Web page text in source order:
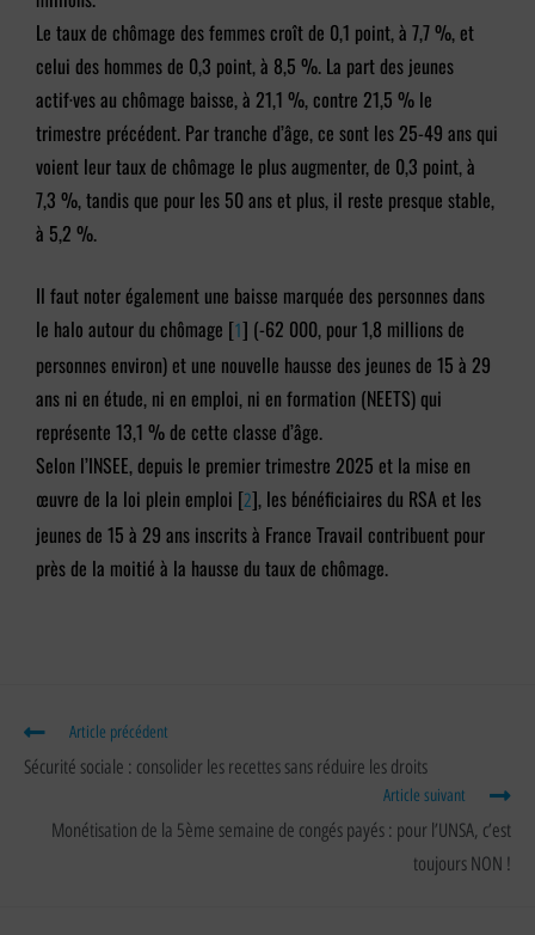
Le taux de chômage des femmes croît de 0,1 point, à 7,7 %, et
celui des hommes de 0,3 point, à 8,5 %. La part des jeunes
actif·ves au chômage baisse, à 21,1 %, contre 21,5 % le
trimestre précédent. Par tranche d’âge, ce sont les 25-49 ans qui
voient leur taux de chômage le plus augmenter, de 0,3 point, à
7,3 %, tandis que pour les 50 ans et plus, il reste presque stable,
à 5,2 %.
Il faut noter également une baisse marquée des personnes dans
le halo autour du chômage [1] (-62 000, pour 1,8 millions de
personnes environ) et une nouvelle hausse des jeunes de 15 à 29
ans ni en étude, ni en emploi, ni en formation (NEETS) qui
représente 13,1 % de cette classe d’âge.
Selon l’INSEE, depuis le premier trimestre 2025 et la mise en
œuvre de la loi plein emploi [2], les bénéficiaires du RSA et les
jeunes de 15 à 29 ans inscrits à France Travail contribuent pour
près de la moitié à la hausse du taux de chômage.
Article précédent
Sécurité sociale : consolider les recettes sans réduire les droits
Article suivant
Monétisation de la 5ème semaine de congés payés : pour l’UNSA, c’est
toujours NON !